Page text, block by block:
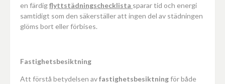
en färdigflyttstädningschecklista sparar tid och energi
samtidigt som den säkerställer att ingen del av städningen
glöms bort eller förbises.
Fastighetsbesiktning
Att förstå betydelsen avfastighetsbesiktningför både